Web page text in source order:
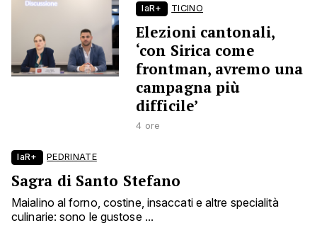
laR+ TICINO
Elezioni cantonali,
‘con Sirica come
frontman, avremo una
campagna più
difficile’
4 ore
laR+ PEDRINATE
Sagra di Santo Stefano
Maialino al forno, costine, insaccati e altre specialità
culinarie: sono le gustose ...